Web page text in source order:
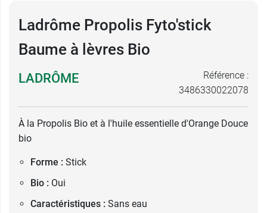
Ladrôme Propolis Fyto'stick
Baume à lèvres Bio
LADRÔME
Référence :
3486330022078
À la Propolis Bio et à l'huile essentielle d'Orange Douce
bio
Forme : Stick
Bio : Oui
Caractéristiques : Sans eau